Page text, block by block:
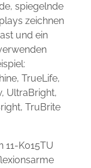
spiegelnde
zeichnen
und ein
TrueLife,
UltraBright,
TruBrite
11-K015TU